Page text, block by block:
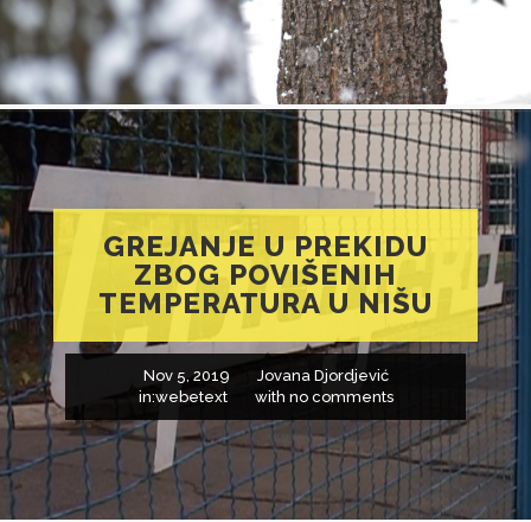
GREJANJE U PREKIDU
ZBOG POVIŠENIH
TEMPERATURA U NIŠU
Nov 5, 2019
Jovana Djordjević
in:webetext with no comments